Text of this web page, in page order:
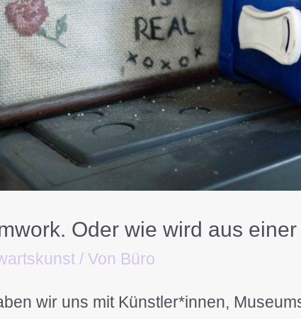
Oder wie wird aus
/ Von Büro
wir uns mit Künstler*innen,